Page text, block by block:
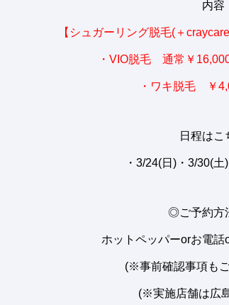
内容
【シュガーリング脱毛(＋
・VIO脱毛 通常￥
・ワキ脱毛 ￥
日程はこ
・3/24(日)・3/30(
◎ご予約方
ホットペッパーorお電話
(※事前確認事項も
(※実施店舗は広